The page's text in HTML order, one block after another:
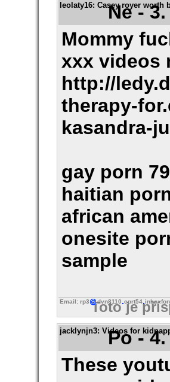
leolaty16: Casey royer worth
Ne -
Mommy
xxx videos
http://
therapy-
kasandra-
gay porn
haitian
african
onesite
sample
Email: rp3 dvn8110 cprt54
Toto je
jacklynjn3: Videos for
Po -
These